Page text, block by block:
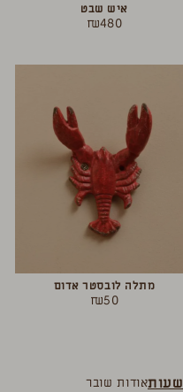
איש שבט
₪480
מתלה לובסטר אדום
₪50
שעותאודות שובר